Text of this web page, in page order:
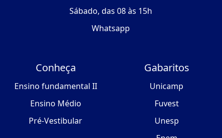
Sábado, das 08 às 15h
Whatsapp
Conheça
Ensino fundamental II
Ensino Médio
Pré-Vestibular
Gabaritos
Unicamp
Fuvest
Unesp